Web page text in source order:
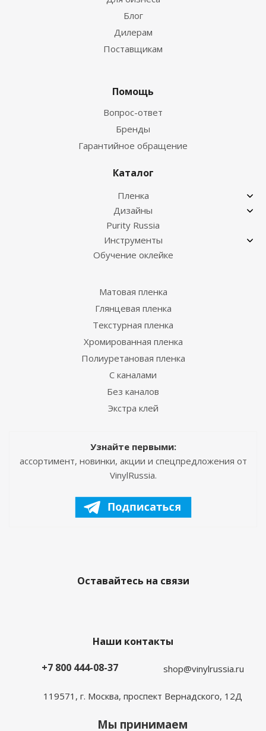
Блог
Дилерам
Поставщикам
Помощь
Вопрос-ответ
Бренды
Гарантийное обращение
Каталог
Пленка
Дизайны
Purity Russia
Инструменты
Обучение оклейке
Матовая пленка
Глянцевая пленка
Текстурная пленка
Хромированная пленка
Полиуретановая пленка
С каналами
Без каналов
Экстра клей
Узнайте первыми:
ассортимент, новинки, акции и спецпредложения от
VinylRussia.
Оставайтесь на связи
Наши контакты
+7 800 444-08-37
shop@vinylrussia.ru
119571, г. Москва, проспект Вернадского, 12Д
Мы принимаем